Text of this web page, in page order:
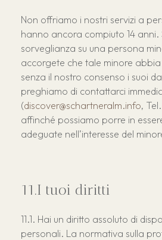
Non offriamo i nostri servizi a
hanno ancora compiuto 14 anni.
sorveglianza su una persona
accorgete che tale minore
senza il nostro consenso i suoi
preghiamo di contattarci
(discover@schartneralm.info, Tel.
affinché possiamo porre in
adeguate nell’interesse del
I tuoi diritti
Hai un diritto assoluto di
personali. La normativa sulla